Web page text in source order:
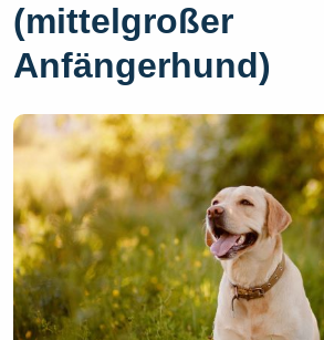
(mittelgroßer
Anfängerhund)